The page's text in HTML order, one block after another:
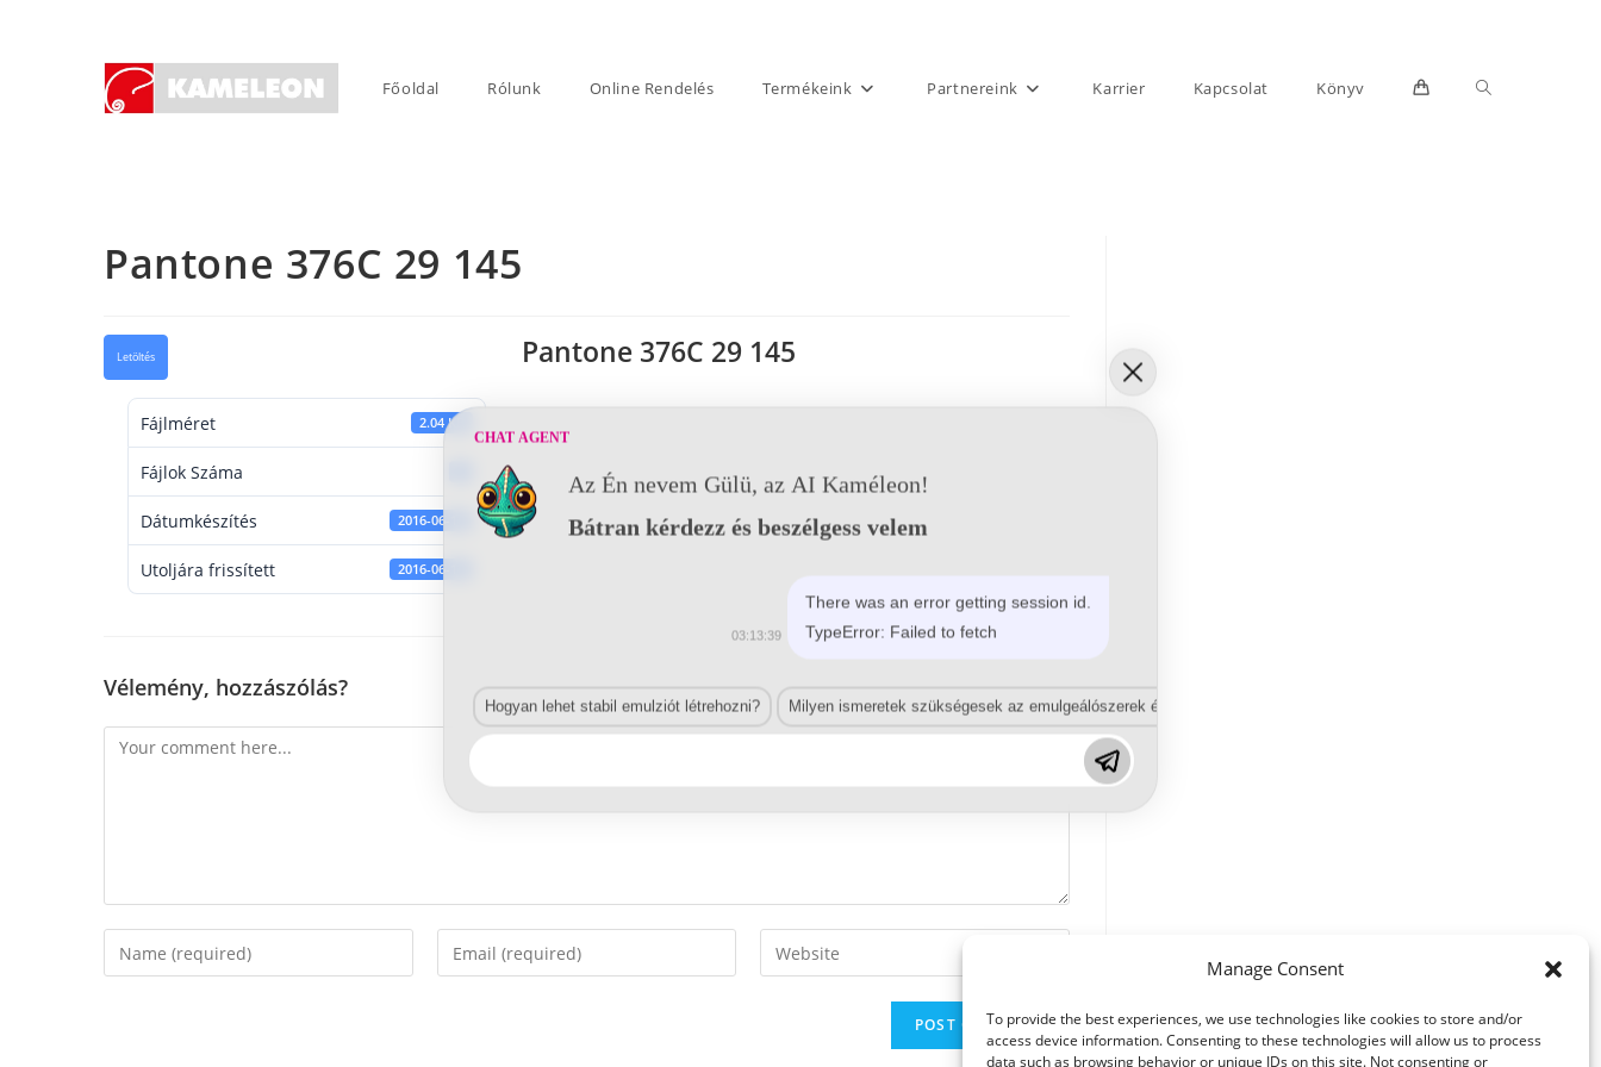
Manage Consent
To provide the best experiences, we use technologies like cookies to store and/or
access device information. Consenting to these technologies will allow us to process
data such as browsing behavior or unique IDs on this site. Not consenting or
Főoldal Rólunk Online Rendelés Termékeink Partnereink Karrier Kapcsolat Könyv Toggle
Pantone 376C 29 145
Letöltés
Fájlméret 2.04 KB
Fájlok Száma
Dátumkészítés 2016-06-16
Utoljára frissített 2016-06-16
Pantone 376C 29 145
Vélemény, hozzászólás?
Comment
Enter
your
Enter
your
Enter
your
CHAT AGENT
Az Én nevem Gülü, az AI Kaméleon!
Bátran kérdezz és beszélgess velem
There was an error getting session id.
TypeError: Failed to fetch
03:13:39
Hogyan lehet stabil emulziót létrehozni? Milyen ismeretek szükségesek az emulgeálószerek és diszpergálószerek terén?